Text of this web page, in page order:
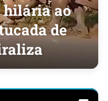
hilária ao
de